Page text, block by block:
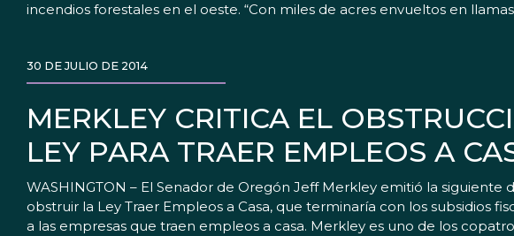
incendios forestales en el oeste. “Con miles de acres envueltos en
MERKLEY CRITICA EL
LEY PARA TRAER EMPLEOS A
30 DE JULIO DE 2014
WASHINGTON – El Senador de Oregón Jeff Merkley emitió la
obstruir la Ley Traer Empleos a Casa, que terminaría con los subsidios
a las empresas que traen empleos a casa. Merkley es uno de los